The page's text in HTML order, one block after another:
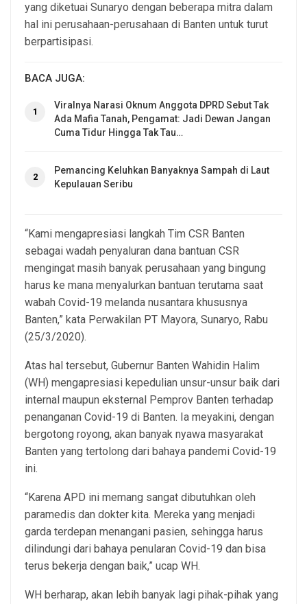
yang diketuai Sunaryo dengan beberapa mitra dalam
hal ini perusahaan-perusahaan di Banten untuk turut
berpartisipasi.
BACA JUGA:
1
Viralnya Narasi Oknum Anggota DPRD Sebut Tak
Ada Mafia Tanah, Pengamat: Jadi Dewan Jangan
Cuma Tidur Hingga Tak Tau…
2
Pemancing Keluhkan Banyaknya Sampah di Laut
Kepulauan Seribu
“Kami mengapresiasi langkah Tim CSR Banten
sebagai wadah penyaluran dana bantuan CSR
mengingat masih banyak perusahaan yang bingung
harus ke mana menyalurkan bantuan terutama saat
wabah Covid-19 melanda nusantara khususnya
Banten,” kata Perwakilan PT Mayora, Sunaryo, Rabu
(25/3/2020).
Atas hal tersebut, Gubernur Banten Wahidin Halim
(WH) mengapresiasi kepedulian unsur-unsur baik dari
internal maupun eksternal Pemprov Banten terhadap
penanganan Covid-19 di Banten. Ia meyakini, dengan
bergotong royong, akan banyak nyawa masyarakat
Banten yang tertolong dari bahaya pandemi Covid-19
ini.
“Karena APD ini memang sangat dibutuhkan oleh
paramedis dan dokter kita. Mereka yang menjadi
garda terdepan menangani pasien, sehingga harus
dilindungi dari bahaya penularan Covid-19 dan bisa
terus bekerja dengan baik,” ucap WH.
WH berharap, akan lebih banyak lagi pihak-pihak yang